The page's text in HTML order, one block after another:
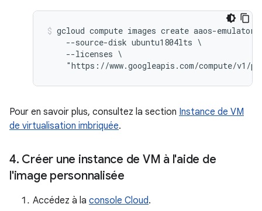
gcloud compute images create aaos-
    --source-disk ubuntu1804lts \
    --licenses \
Pour en savoir plus, consultez la section Instance de VM
de virtualisation imbriquée.
4. Créer une instance de VM à l'aide de
l'image personnalisée
Accédez à la console Cloud.